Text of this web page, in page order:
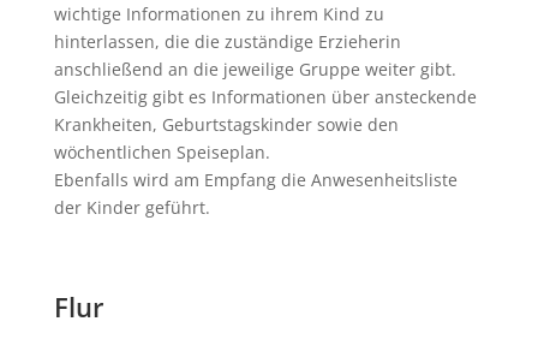
wichtige Informationen zu ihrem Kind zu
hinterlassen, die die zuständige Erzieherin
anschließend an die jeweilige Gruppe weiter gibt.
Gleichzeitig gibt es Informationen über ansteckende
Krankheiten, Geburtstagskinder sowie den
wöchentlichen Speiseplan.
Ebenfalls wird am Empfang die Anwesenheitsliste
der Kinder geführt.
Flur